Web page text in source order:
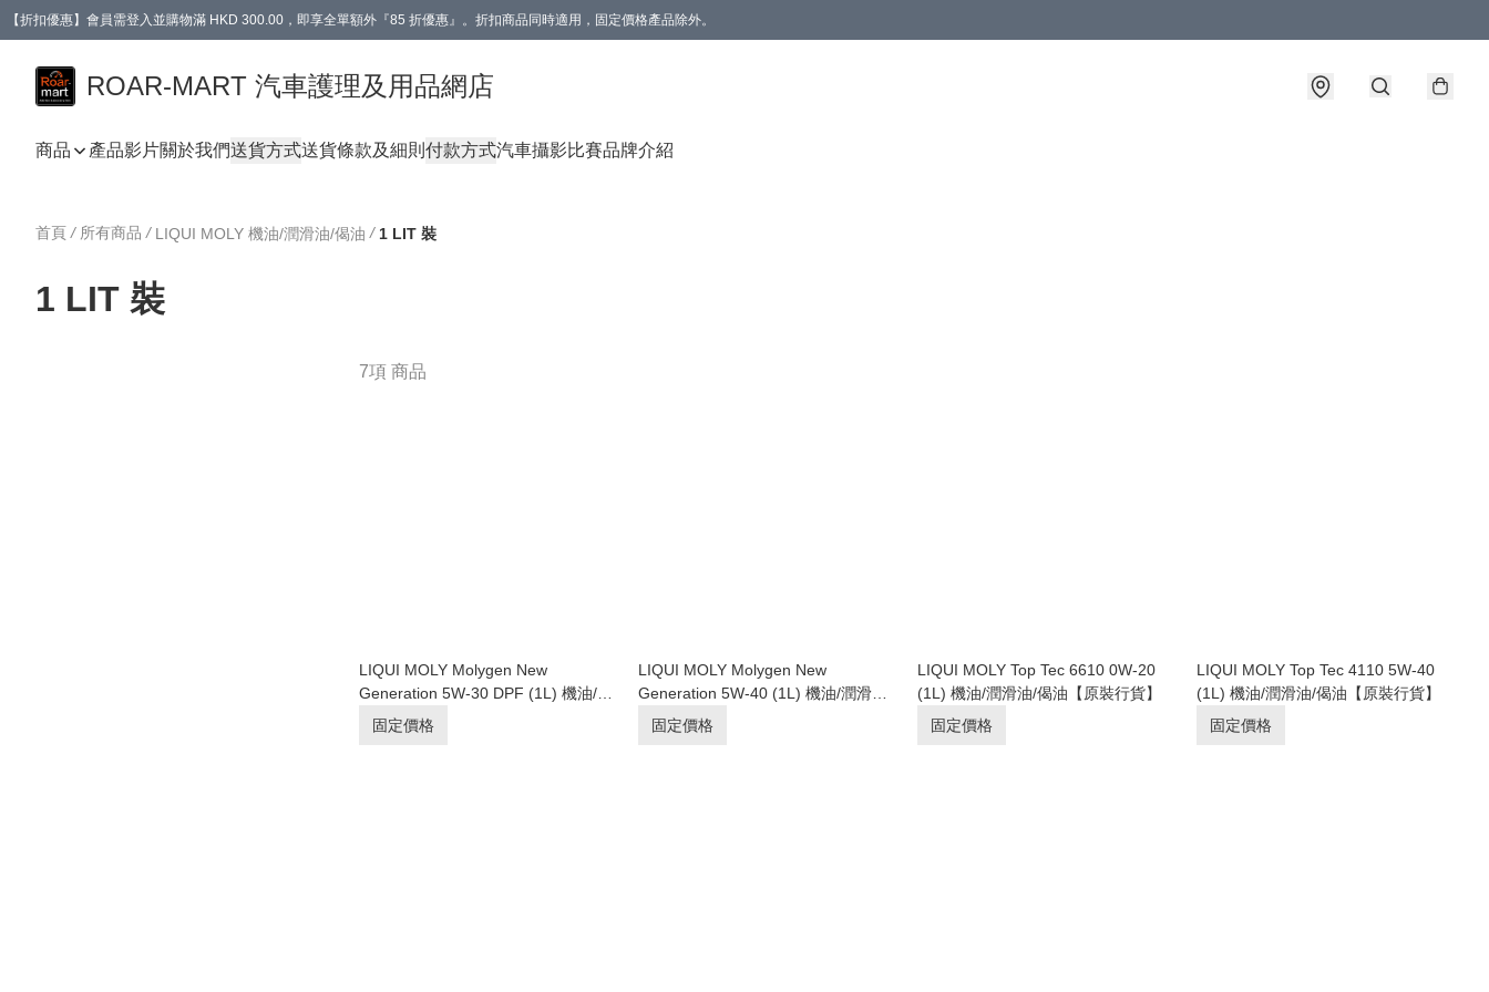
【折扣優惠】會員需登入並購物滿 HKD 300.00，即享全單額外『85 折優惠』。折扣商品同時適用，固定價格產品除外。
ROAR-MART 汽車護理及用品網店
商品 產品影片關於我們送貨方式送貨條款及細則 付款方式汽車攝影比賽品牌介紹
首頁 / 所有商品 / LIQUI MOLY 機油/潤滑油/偈油 / 1 LIT 裝
1 LIT 裝
7項 商品
LIQUI MOLY Molygen New
Generation 5W-30 DPF (1L) 機油/潤
滑油/偈油【原裝行貨】
固定價格
LIQUI MOLY Molygen New
Generation 5W-40 (1L) 機油/潤滑油/
偈油【原裝行貨】
固定價格
LIQUI MOLY Top Tec 6610 0W-20
(1L) 機油/潤滑油/偈油【原裝行貨】
固定價格
LIQUI MOLY Top Tec 4110 5W-40
(1L) 機油/潤滑油/偈油【原裝行貨】
固定價格